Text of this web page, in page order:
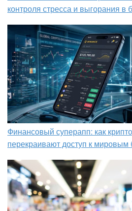
контроля стресса и выгорания в
Финансовый суперапп: как
перекраивают доступ к